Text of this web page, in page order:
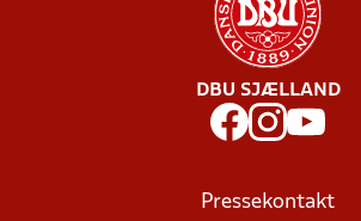
DBU SJÆLLAND
Pressekontakt